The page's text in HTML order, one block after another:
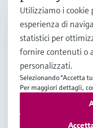
La società
CHE•Italiano
Copyright ©
Termini di utilizzo
Utilizziamo i
esperienza di
statistici per
fornire contenuti o
personalizzati.
Selezionando "Accetta
Per maggiori dettagli,